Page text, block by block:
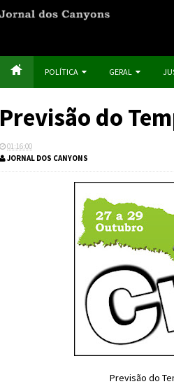
POLÍTICA GERAL
Previsão do
01:16:00
JORNAL DOS CANYONS
Previsão do